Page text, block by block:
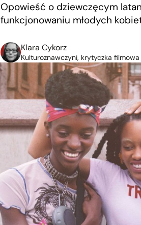
Opowieść o dziewczęcym
funkcjonowaniu młodych
Klara Cykorz
Kulturoznawczyni, krytyczka filmowa